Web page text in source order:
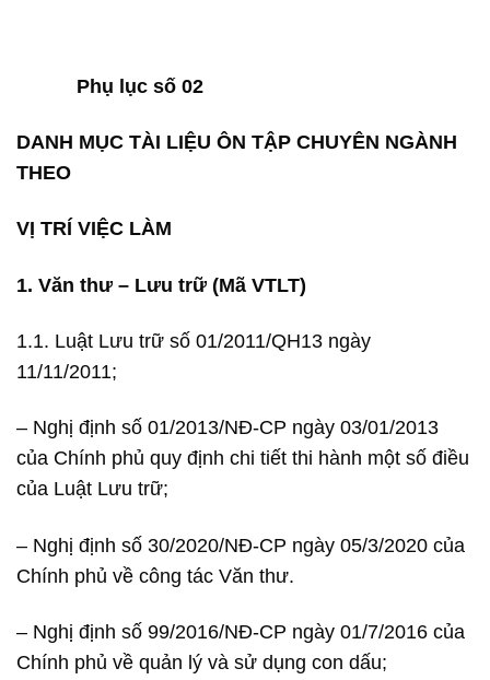
Phụ lục số 02
DANH MỤC TÀI LIỆU ÔN TẬP CHUYÊN NGÀNH
THEO
VỊ TRÍ VIỆC LÀM
1. Văn thư – Lưu trữ (Mã VTLT)
1.1. Luật Lưu trữ số 01/2011/QH13 ngày
11/11/2011;
– Nghị định số 01/2013/NĐ-CP ngày 03/01/2013
của Chính phủ quy định chi tiết thi hành một số điều
của Luật Lưu trữ;
– Nghị định số 30/2020/NĐ-CP ngày 05/3/2020 của
Chính phủ về công tác Văn thư.
– Nghị định số 99/2016/NĐ-CP ngày 01/7/2016 của
Chính phủ về quản lý và sử dụng con dấu;